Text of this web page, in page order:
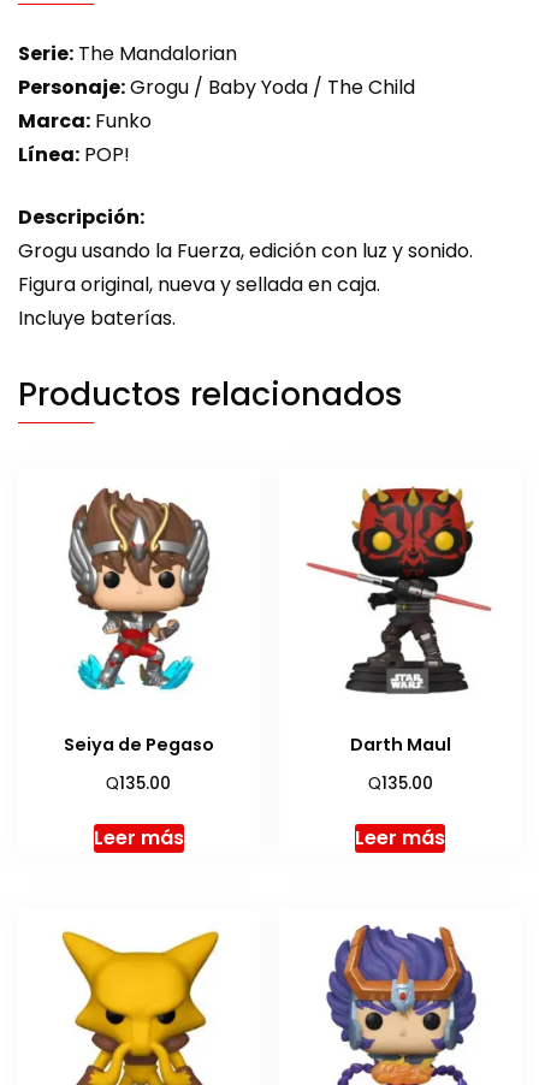
Serie: The Mandalorian
Personaje:Grogu / Baby Yoda / The Child
Marca: Funko
Línea: POP!
Descripción:
Grogu usando la Fuerza, edición con luz y sonido.
Figura original, nueva y sellada en caja.
Incluye baterías.
Productos relacionados
Seiya de Pegaso
Q135.00
Leer más
Darth Maul
Q135.00
Leer más